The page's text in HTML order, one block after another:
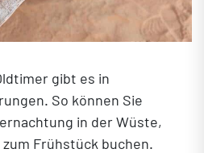
gibt es in
So können Sie
in der Wüste,
Frühstück buchen.